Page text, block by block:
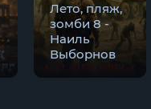
Лето, пляж,
зомби 8 -
Наиль
Выборнов